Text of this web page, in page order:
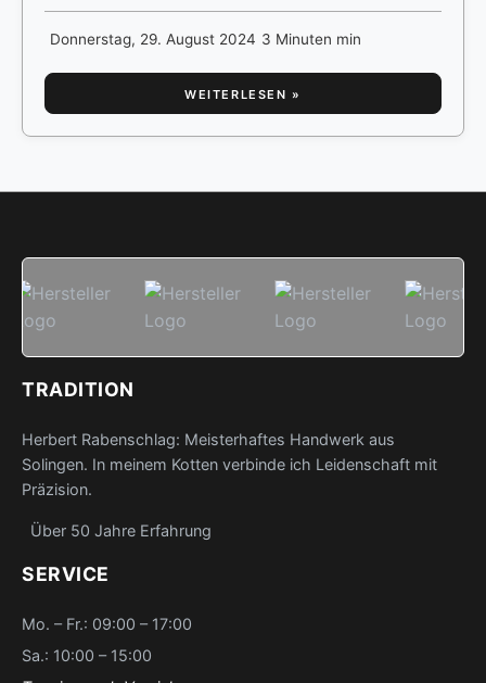
Donnerstag, 29. August 2024 3 Minuten min
WEITERLESEN »
TRADITION
Herbert Rabenschlag: Meisterhaftes Handwerk aus
Solingen. In meinem Kotten verbinde ich Leidenschaft mit
Präzision.
Über 50 Jahre Erfahrung
SERVICE
Mo. – Fr.: 09:00 – 17:00
Sa.: 10:00 – 15:00